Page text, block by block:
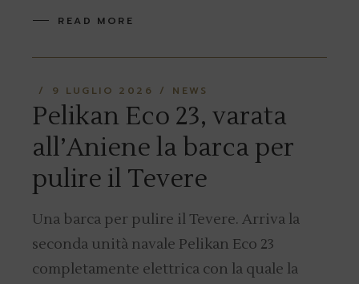
READ MORE
9 LUGLIO 2026 NEWS
Pelikan Eco 23, varata
all’Aniene la barca per
pulire il Tevere
Una barca per pulire il Tevere. Arriva la
seconda unità navale Pelikan Eco 23
completamente elettrica con la quale la